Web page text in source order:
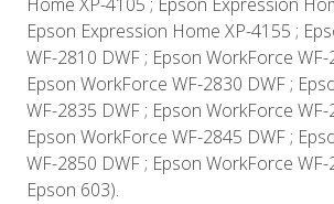
Home XP-4105 ; Epson Expression
Epson Expression Home XP-4155 ;
WF-2810 DWF ; Epson WorkForce WF-
Epson WorkForce WF-2830 DWF ;
WF-2835 DWF ; Epson WorkForce WF-
Epson WorkForce WF-2845 DWF ;
WF-2850 DWF ; Epson WorkForce
Epson 603).